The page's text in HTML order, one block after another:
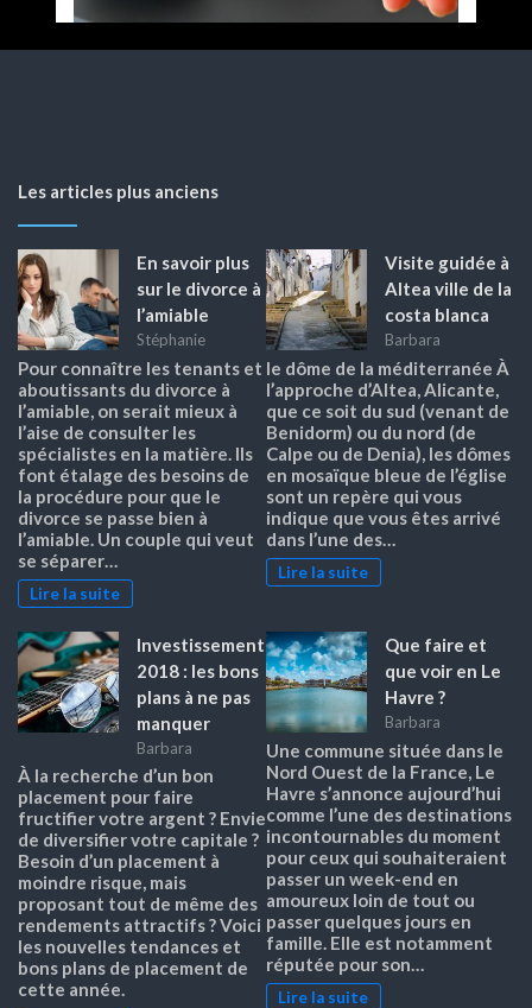
Les articles plus anciens
En savoir plus
sur le divorce à
l’amiable
Stéphanie
Pour connaître les tenants et
aboutissants du divorce à
l’amiable, on serait mieux à
l’aise de consulter les
spécialistes en la matière. Ils
font étalage des besoins de
la procédure pour que le
divorce se passe bien à
l’amiable. Un couple qui veut
se séparer…
Lire la suite
Visite guidée à
Altea ville de la
costa blanca
Barbara
le dôme de la méditerranée À
l’approche d’Altea, Alicante,
que ce soit du sud (venant de
Benidorm) ou du nord (de
Calpe ou de Denia), les dômes
en mosaïque bleue de l’église
sont un repère qui vous
indique que vous êtes arrivé
dans l’une des…
Lire la suite
Investissement
2018 : les bons
plans à ne pas
manquer
Barbara
À la recherche d’un bon
placement pour faire
fructifier votre argent ? Envie
de diversifier votre capitale ?
Besoin d’un placement à
moindre risque, mais
proposant tout de même des
rendements attractifs ? Voici
les nouvelles tendances et
bons plans de placement de
cette année.
Que faire et
que voir en Le
Havre ?
Barbara
Une commune située dans le
Nord Ouest de la France, Le
Havre s’annonce aujourd’hui
comme l’une des destinations
incontournables du moment
pour ceux qui souhaiteraient
passer un week-end en
amoureux loin de tout ou
passer quelques jours en
famille. Elle est notamment
réputée pour son…
Lire la suite